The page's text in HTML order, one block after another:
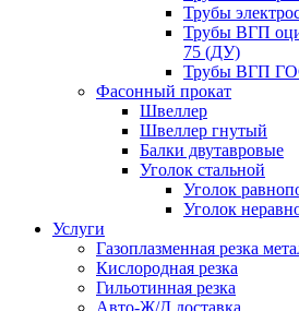
Трубы
Трубы ВГП
75 (ДУ)
Трубы ВГП
Фасонный прокат
Швеллер
Швеллер гнутый
Балки двутавровые
Уголок стальной
Уголок
Уголок
Услуги
Газоплазменная резка
Кислородная резка
Гильотинная резка
Авто-Ж/Д доставка